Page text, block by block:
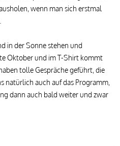
wenn man sich erstmal
in der Sonne stehen und
Oktober und im T-Shirt kommt
tolle Gespräche geführt, die
natürlich auch auf das Programm,
dann auch bald weiter und zwar